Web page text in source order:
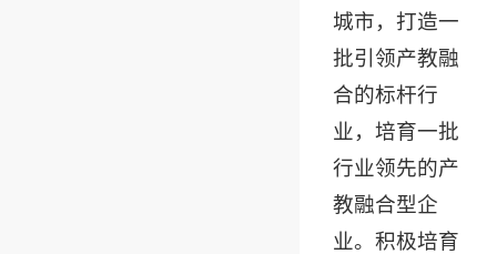
城市，打造一
批引领产教融
合的标杆行
业，培育一批
行业领先的产
教融合型企
业。积极培育